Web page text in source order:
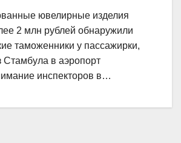
ювелирные изделия
2 млн рублей обнаружили
таможенники у пассажирки,
Стамбула в аэропорт
инспекторов в…